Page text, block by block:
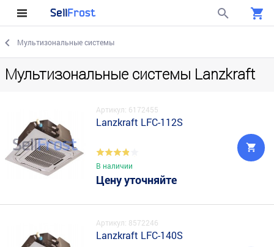
SellFrost
Мультизональные системы
Мультизональные системы Lanzkraft
Артикул: 6172455
Lanzkraft LFC-112S
В наличии
Цену уточняйте
Артикул: 8572246
Lanzkraft LFC-140S